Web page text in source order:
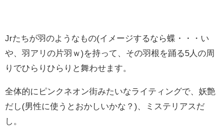
Jrたちが羽のようなもの(イメージするなら蝶・・・い
や、羽アリの片羽ｗ)を持って、その羽根を踊る5人の周
りでひらりひらりと舞わせます。
全体的にピンクネオン街みたいなライティングで、妖艶
だし(男性に使うとおかしいかな？)、ミステリアスだ
し。